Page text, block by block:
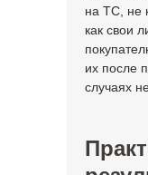
на ТС, не
как свои
их после
случаях